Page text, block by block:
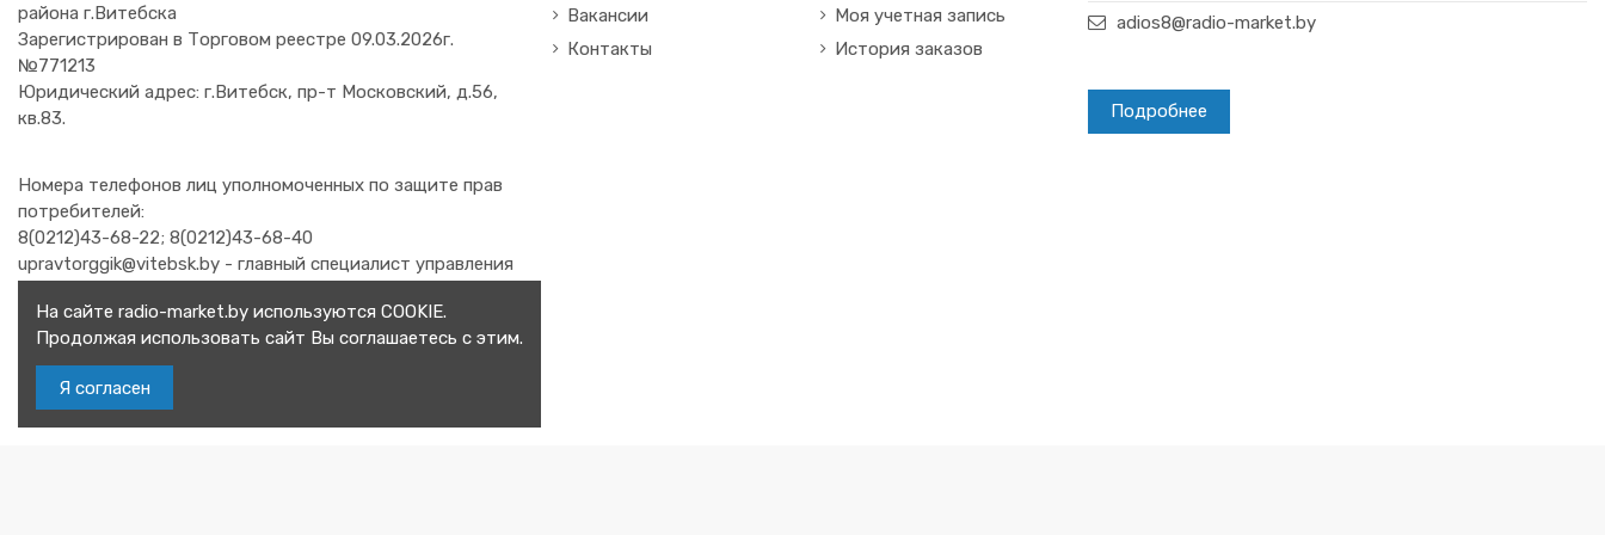
Вакансии
Контакты
Моя учетная запись
История заказов
adios8@radio-market.by
Подробнее
района г.Витебска
Зарегистрирован в Торговом реестре 09.03.2026г.
№771213
Юридический адрес: г.Витебск, пр-т Московский, д.56,
кв.83.
Номера телефонов лиц уполномоченных по защите прав
потребителей:
8(0212)43-68-22; 8(0212)43-68-40
upravtorggik@vitebsk.by - главный специалист управления
8(0212)48-21-92 - заместитель начальник отдела
организации торговли и бытовых услуг главного
управления торговли и услуг Витебского областного
исполнительного комитета.
На сайте radio-market.by используются COOKIE.
Продолжая использовать сайт Вы соглашаетесь с этим.
Я согласен